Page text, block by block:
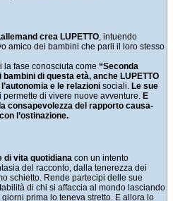
crea LUPETTO, intuendo
amico dei bambini che parli il loro stesso
la fase conosciuta come “Seconda
bambini di questa età, anche LUPETTO
e le relazioni sociali. Le sue
permette di vivere nuove avventure. E
consapevolezza del rapporto causa-
l’ostinazione.
di vita quotidiana con un intento
del racconto, dalla tenerezza dei
schietto. Rende partecipi delle sue
di chi si affaccia al mondo lasciando
prima lo teneva stretto. E allora lo